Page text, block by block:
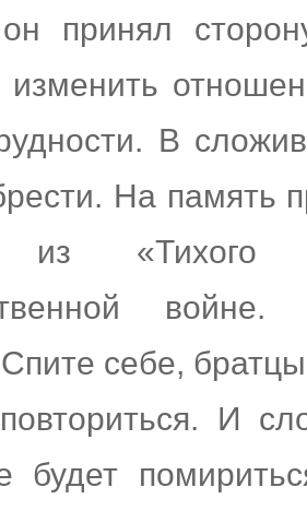
принял
изменить
В
На память
из «Тихого
себе,
И
будет